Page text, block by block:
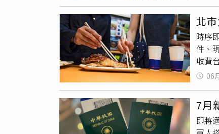
與否
「墊
個疫
犬病
自滿
15萬
植物
須
接種
北
時序
件、
收費
不得
部
或
人可
虎航
06
7月
即將